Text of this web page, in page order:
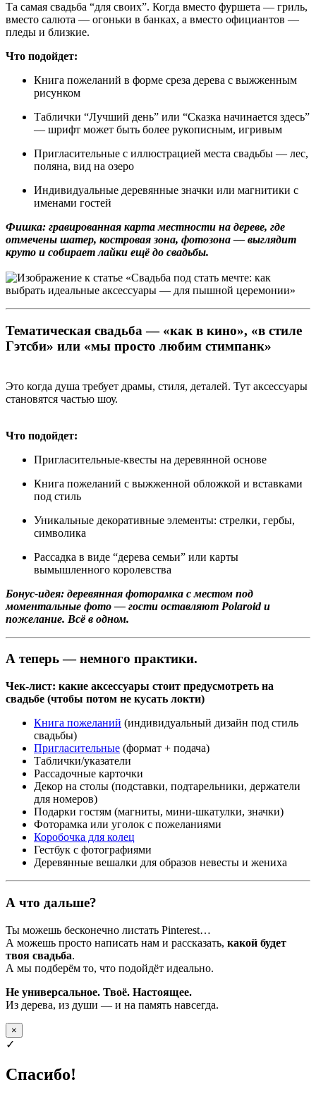
Та самая свадьба “для своих”. Когда вместо фуршета — гриль,
вместо салюта — огоньки в банках, а вместо официантов —
пледы и близкие.
Что подойдет:
Книга пожеланий в форме среза дерева с выжженным
рисунком
Таблички “Лучший день” или “Сказка начинается здесь”
— шрифт может быть более рукописным, игривым
Пригласительные с иллюстрацией места свадьбы — лес,
поляна, вид на озеро
Индивидуальные деревянные значки или магнитики с
именами гостей
Фишка: гравированная карта местности на дереве, где
отмечены шатер, костровая зона, фотозона — выглядит
круто и собирает лайки ещё до свадьбы.
Тематическая свадьба — «как в кино», «в стиле
Гэтсби» или «мы просто любим стимпанк»
Это когда душа требует драмы, стиля, деталей. Тут аксессуары
становятся частью шоу.
Что подойдет:
Пригласительные-квесты на деревянной основе
Книга пожеланий с выжженной обложкой и вставками
под стиль
Уникальные декоративные элементы: стрелки, гербы,
символика
Рассадка в виде “дерева семьи” или карты
вымышленного королевства
Бонус-идея: деревянная фоторамка с местом под
моментальные фото — гости оставляют Polaroid и
пожелание. Всё в одном.
А теперь — немного практики.
Чек-лист: какие аксессуары стоит предусмотреть на
свадьбе (чтобы потом не кусать локти)
Книга пожеланий (индивидуальный дизайн под стиль
свадьбы)
Пригласительные (формат + подача)
Таблички/указатели
Рассадочные карточки
Декор на столы (подставки, подтарельники, держатели
для номеров)
Подарки гостям (магниты, мини-шкатулки, значки)
Фоторамка или уголок с пожеланиями
Коробочка для колец
Гестбук с фотографиями
Деревянные вешалки для образов невесты и жениха
А что дальше?
Ты можешь бесконечно листать Pinterest…
А можешь просто написать нам и рассказать, какой будет
твоя свадьба.
А мы подберём то, что подойдёт идеально.
Не универсальное. Твоё. Настоящее.
Из дерева, из души — и на память навсегда.
×
✓
Спасибо!